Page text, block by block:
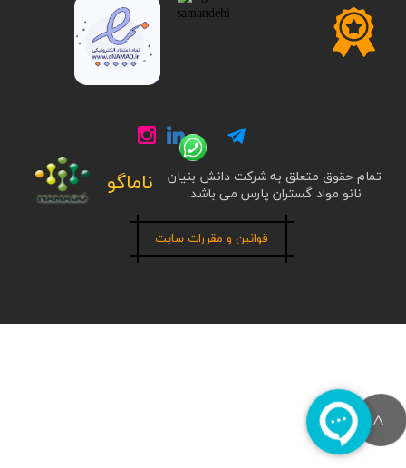
تمام حقوق متعلق به شرکت دانش بنیان
نانو مواد گستران پارس می باشد.
ناماگو
>
قوانین و مقررات سایت